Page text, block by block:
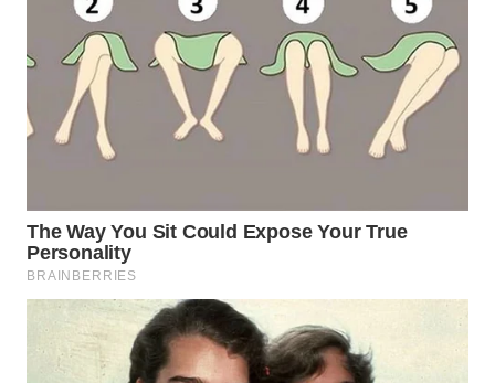
WAHANA
PERSONA
WAHANA
OTOMOTIF
HEALTH
WAHANA
WISATA
LAPAK